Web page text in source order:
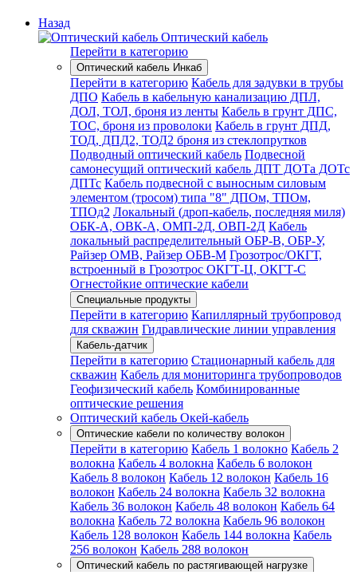
Назад
Оптический кабель
Перейти в категорию
Оптический кабель Инкаб
Перейти в категорию Кабель для задувки в трубы
ДПО Кабель в кабельную канализацию ДПЛ,
ДОЛ, ТОЛ, броня из ленты Кабель в грунт ДПС,
ТОС, броня из проволоки Кабель в грунт ДПД,
ТОД, ДПД2, ТОД2 броня из стеклопрутков
Подводный оптический кабель Подвесной
самонесущий оптический кабель ДПТ ДОТа ДОТс
ДПТс Кабель подвесной с выносным силовым
элементом (тросом) типа "8" ДПОм, ТПОм,
ТПОд2 Локальный (дроп-кабель, последняя миля)
ОБК-А, ОВК-А, ОМП-2Д, ОВП-2Д Кабель
локальный распределительный ОБР-В, ОБР-У,
Райзер ОМВ, Райзер ОБВ-М Грозотрос/ОКГТ,
встроенный в Грозотрос ОКГТ-Ц, ОКГТ-С
Огнестойкие оптические кабели
Специальные продукты
Перейти в категорию Капиллярный трубопровод
для скважин Гидравлические линии управления
Кабель-датчик
Перейти в категорию Стационарный кабель для
скважин Кабель для мониторинга трубопроводов
Геофизический кабель Комбинированные
оптические решения
Оптический кабель Окей-кабель
Оптические кабели по количеству волокон
Перейти в категорию Кабель 1 волокно Кабель 2
волокна Кабель 4 волокна Кабель 6 волокон
Кабель 8 волокон Кабель 12 волокон Кабель 16
волокон Кабель 24 волокна Кабель 32 волокна
Кабель 36 волокон Кабель 48 волокон Кабель 64
волокна Кабель 72 волокна Кабель 96 волокон
Кабель 128 волокон Кабель 144 волокна Кабель
256 волокон Кабель 288 волокон
Оптический кабель по растягивающей нагрузке